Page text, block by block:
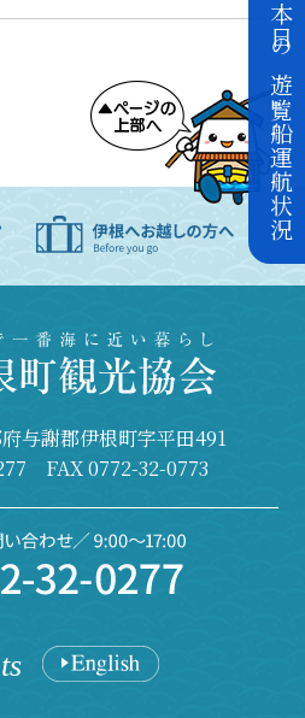
本日の遊覧船運航状況
与謝郡伊根町字平田491
FAX 0772-32-0773